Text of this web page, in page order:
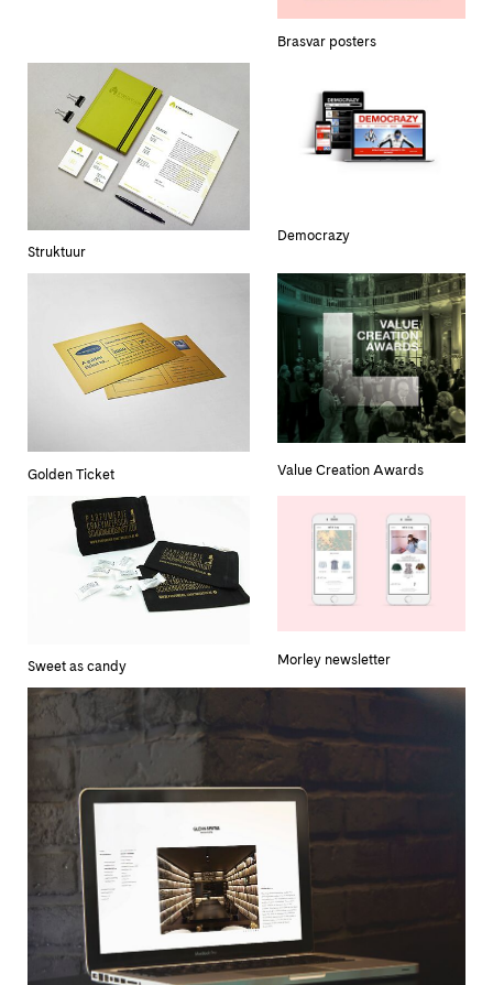
Brasvar posters
Struktuur
Democrazy
Golden Ticket Value Creation Awards
Sweet as candy Morley newsletter